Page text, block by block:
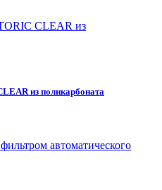
из поликарбоната